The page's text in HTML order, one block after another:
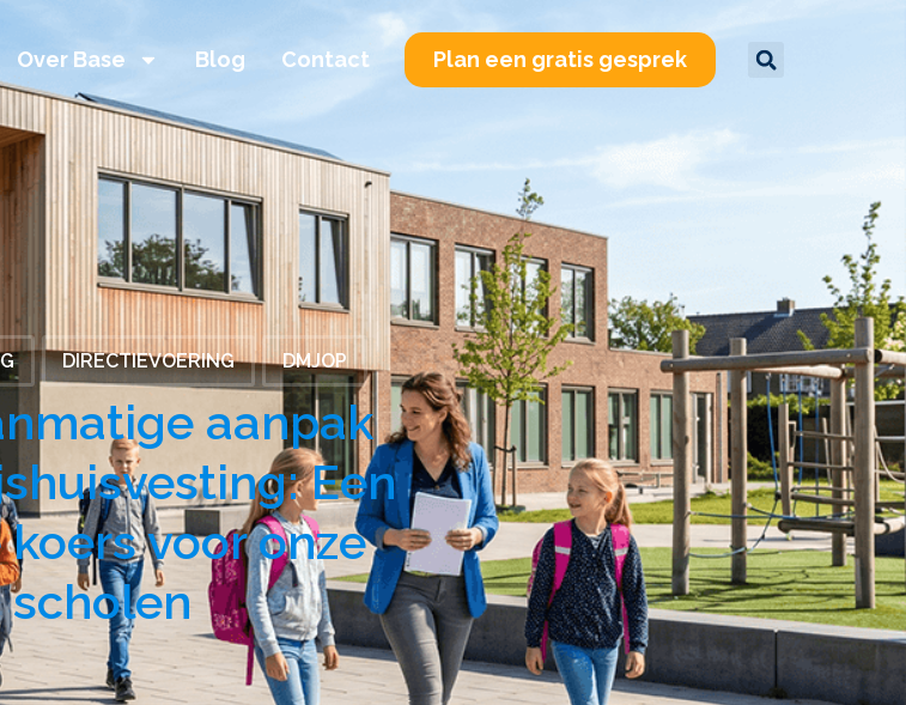
Over Base Blog Contact Plan een gratis gesprek
DIRECTIEVOERING DMJOP
aanpak
Een
voor onze
scholen